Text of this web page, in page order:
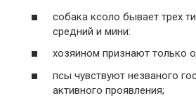
собака ксоло бывает трех
средний и мини:
хозяином признают только
псы чувствуют незваного
активного проявления;